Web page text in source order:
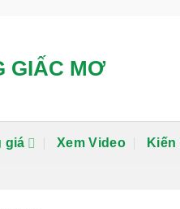
GIẤC MƠ
giá Xem Video